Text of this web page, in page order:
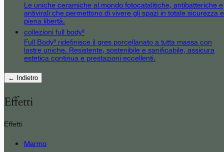
Le uniche ceramiche al mondo fotocatalitiche, antibatteriche e
antivirali che permettono di vivere gli spazi in totale sicurezza e
piena libertà.
collezioni full body³
Full Body³ ridefinisce il gres porcellanato a tutta massa con
lastre uniche. Resistente, sostenibile e sanificabile, assicura
estetica continua e prestazioni eccellenti.
← Indietro
Effetti
Effetti
Marmo